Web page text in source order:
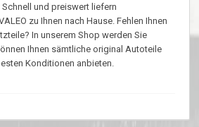
und preiswert liefern
zu Ihnen nach Hause. Fehlen Ihnen
In unserem Shop werden Sie
Ihnen sämtliche original Autoteile
Konditionen anbieten.